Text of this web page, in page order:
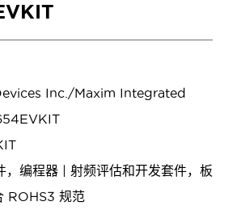
Inc./Maxim Integrated
，编程器 | 射频评估和开发套件，板
ROHS3 规范